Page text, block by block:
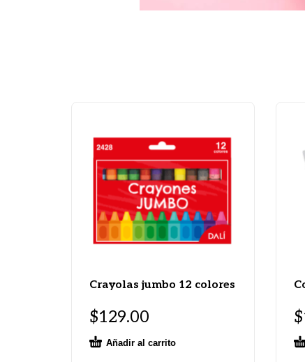
Crayolas jumbo 12 colores
$129.00
Añadir al carrito
$